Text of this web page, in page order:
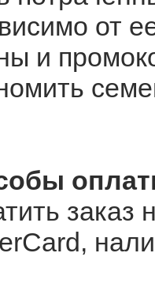
от
и
заказ